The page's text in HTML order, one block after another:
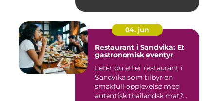
04. jun
Restaurant i Sandvika: Et
gastronomisk eventyr
Leter du etter restaurant i
Sandvika som tilbyr en
smakfull opplevelse med
autentisk thailandsk mat?...